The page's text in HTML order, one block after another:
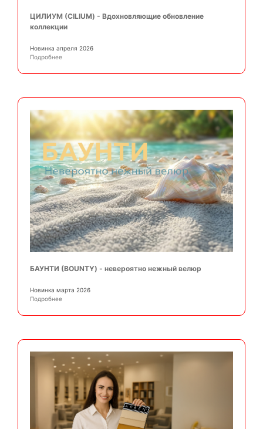
ЦИЛИУМ (CILIUM) - Вдохновляющие обновление
коллекции
Новинка апреля 2026
Подробнее
БАУНТИ (BOUNTY) - невероятно нежный велюр
Новинка марта 2026
Подробнее